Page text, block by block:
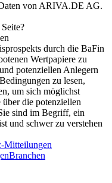
von ARIVA.DE AG.
durch die BaFin
Wertpapiere zu
potenziellen Anlegern
zu lesen,
um sich möglichst
die potenziellen
sind im Begriff, ein
und schwer zu verstehen
Mitteilungen
Branchen